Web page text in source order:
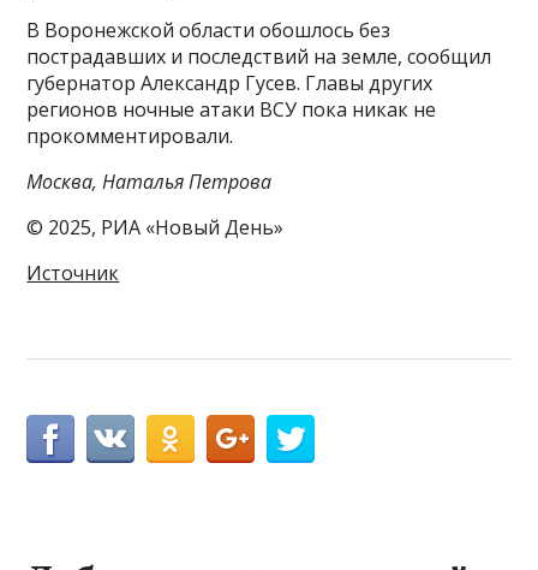
В Воронежской области обошлось без
пострадавших и последствий на земле, сообщил
губернатор Александр Гусев. Главы других
регионов ночные атаки ВСУ пока никак не
прокомментировали.
Москва, Наталья Петрова
© 2025, РИА «Новый День»
Источник